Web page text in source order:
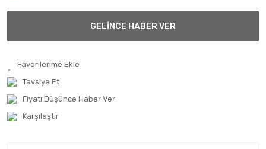
GELİNCE HABER VER
Tavsiye Et
Fiyatı Düşünce Haber Ver
Karşılaştır